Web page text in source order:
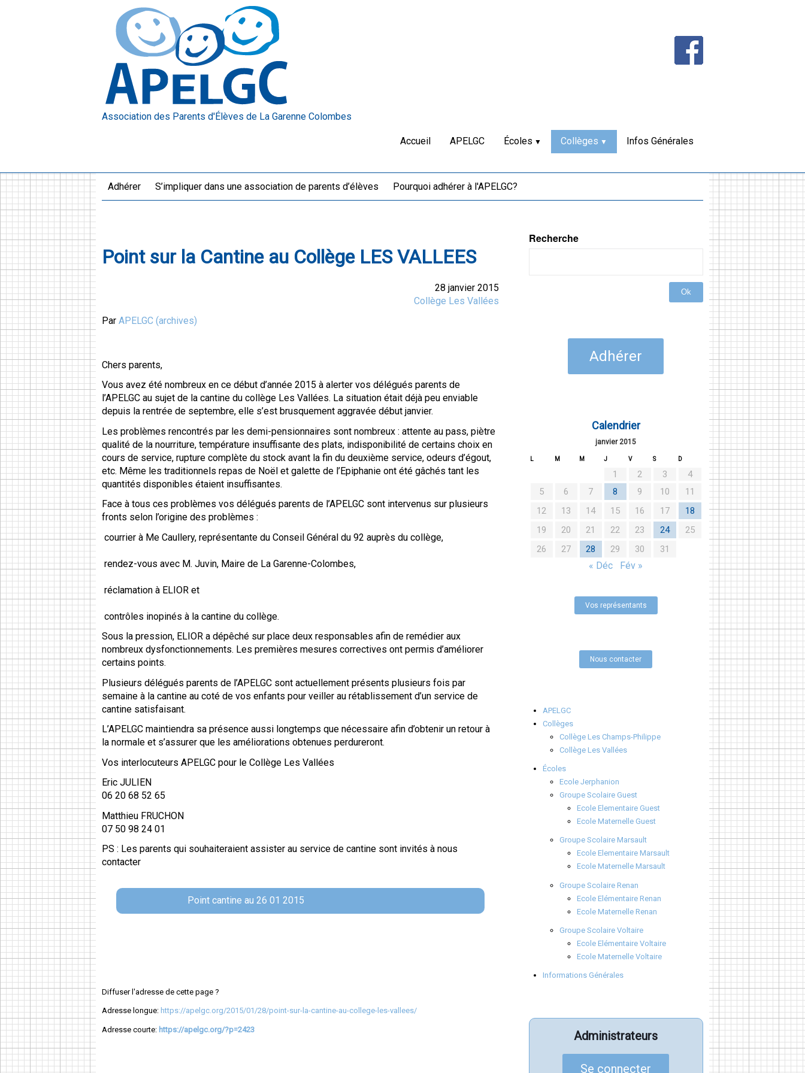
Association des Parents d'Élèves de La Garenne Colombes
Accueil APELGC Écoles Collèges Infos Générales
Adhérer S’impliquer dans une association de parents d’élèves Pourquoi adhérer à l'APELGC?
Point sur la Cantine au Collège LES VALLEES
28 janvier 2015
Collège Les Vallées
Par APELGC (archives)
Chers parents,
Vous avez été nombreux en ce début d’année 2015 à alerter vos délégués parents de
l’APELGC au sujet de la cantine du collège Les Vallées. La situation était déjà peu enviable
depuis la rentrée de septembre, elle s’est brusquement aggravée début janvier.
Les problèmes rencontrés par les demi-pensionnaires sont nombreux : attente au pass, piètre
qualité de la nourriture, température insuffisante des plats, indisponibilité de certains choix en
cours de service, rupture complète du stock avant la fin du deuxième service, odeurs d’égout,
etc. Même les traditionnels repas de Noël et galette de l’Epiphanie ont été gâchés tant les
quantités disponibles étaient insuffisantes.
Face à tous ces problèmes vos délégués parents de l’APELGC sont intervenus sur plusieurs
fronts selon l’origine des problèmes :
courrier à Me Caullery, représentante du Conseil Général du 92 auprès du collège,
rendez-vous avec M. Juvin, Maire de La Garenne-Colombes,
réclamation à ELIOR et
contrôles inopinés à la cantine du collège.
Sous la pression, ELIOR a dépêché sur place deux responsables afin de remédier aux
nombreux dysfonctionnements. Les premières mesures correctives ont permis d’améliorer
certains points.
Plusieurs délégués parents de l’APELGC sont actuellement présents plusieurs fois par
semaine à la cantine au coté de vos enfants pour veiller au rétablissement d’un service de
cantine satisfaisant.
L’APELGC maintiendra sa présence aussi longtemps que nécessaire afin d’obtenir un retour à
la normale et s’assurer que les améliorations obtenues perdureront.
Vos interlocuteurs APELGC pour le Collège Les Vallées
Eric JULIEN
06 20 68 52 65
Matthieu FRUCHON
07 50 98 24 01
PS : Les parents qui souhaiteraient assister au service de cantine sont invités à nous
contacter
Point cantine au 26 01 2015
Diffuser l'adresse de cette page ?
Adresse longue: https://apelgc.org/2015/01/28/point-sur-la-cantine-au-college-les-vallees/
Adresse courte: https://apelgc.org/?p=2423
Recherche
Ok
Adhérer
Calendrier
janvier 2015
L M M J V S D
1 2 3
4
5
6 7 8 9 10
11
12
13 14 15 16 17
18
19
20 21 22 23 24
25
26
27 28 29 30 31
« Déc Fév »
Vos représentants
Nous contacter
APELGC
Collèges
Collège Les Champs-Philippe
Collège Les Vallées
Écoles
Ecole Jerphanion
Groupe Scolaire Guest
Ecole Elementaire Guest
Ecole Maternelle Guest
Groupe Scolaire Marsault
Ecole Elementaire Marsault
Ecole Maternelle Marsault
Groupe Scolaire Renan
Ecole Elémentaire Renan
Ecole Maternelle Renan
Groupe Scolaire Voltaire
Ecole Elémentaire Voltaire
Ecole Maternelle Voltaire
Informations Générales
Administrateurs
Se connecter